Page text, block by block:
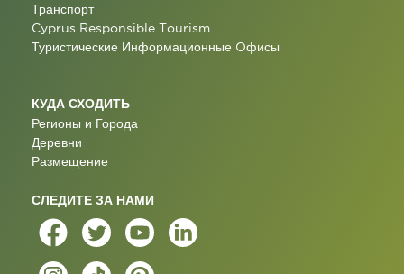
Транспорт
Cyprus Responsible Tourism
Туристические Информационные Oфисы
КУДА СХОДИТЬ
Регионы и Города
Деревни
Размещение
СЛЕДИТЕ ЗА НАМИ